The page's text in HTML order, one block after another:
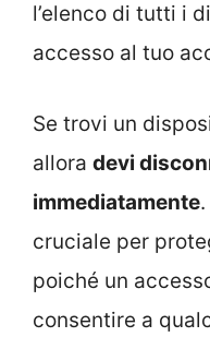
l’elenco di tutti i
accesso al tuo
Se trovi un
allora devi
immediatamente
cruciale per
poiché un
consentire a